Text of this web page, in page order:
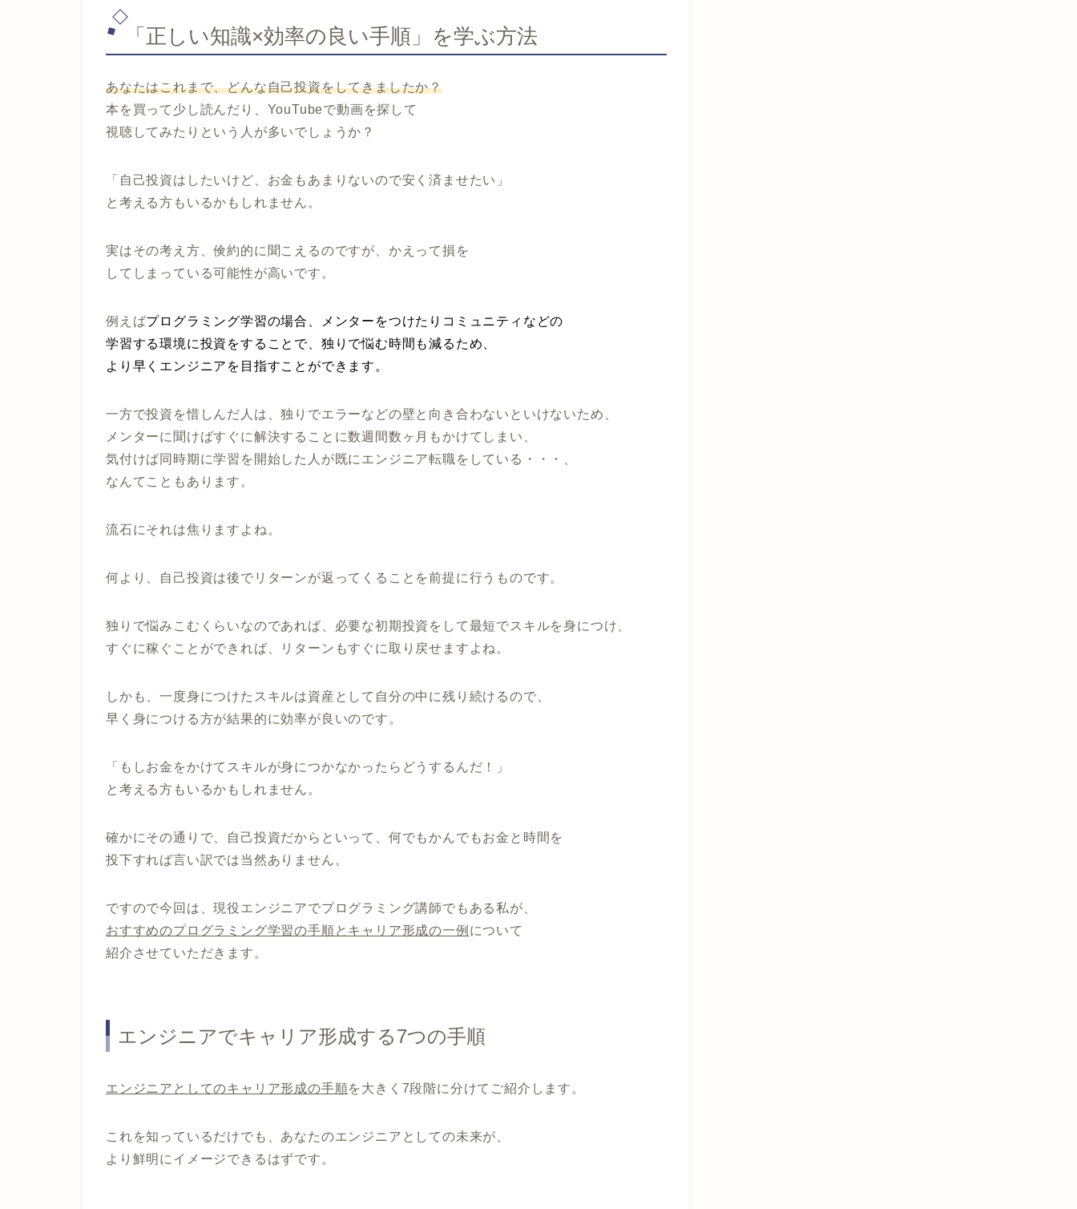
「正しい知識×効率の良い手順」を学ぶ方法
あなたはこれまで、どんな自己投資をしてきましたか？
本を買って少し読んだり、YouTubeで動画を探して
視聴してみたりという人が多いでしょうか？
「自己投資はしたいけど、お金もあまりないので安く済ませたい」
と考える方もいるかもしれません。
実はその考え方、倹約的に聞こえるのですが、かえって損を
してしまっている可能性が高いです。
例えばプログラミング学習の場合、メンターをつけたりコミュニティなどの
学習する環境に投資をすることで、独りで悩む時間も減るため、
より早くエンジニアを目指すことができます。
一方で投資を惜しんだ人は、独りでエラーなどの壁と向き合わないといけないため、
メンターに聞けばすぐに解決することに数週間数ヶ月もかけてしまい、
気付けば同時期に学習を開始した人が既にエンジニア転職をしている・・・、
なんてこともあります。
流石にそれは焦りますよね。
何より、自己投資は後でリターンが返ってくることを前提に行うものです。
独りで悩みこむくらいなのであれば、必要な初期投資をして最短でスキルを身につけ、
すぐに稼ぐことができれば、リターンもすぐに取り戻せますよね。
しかも、一度身につけたスキルは資産として自分の中に残り続けるので、
早く身につける方が結果的に効率が良いのです。
「もしお金をかけてスキルが身につかなかったらどうするんだ！」
と考える方もいるかもしれません。
確かにその通りで、自己投資だからといって、何でもかんでもお金と時間を
投下すれば言い訳では当然ありません。
ですので今回は、現役エンジニアでプログラミング講師でもある私が、
おすすめのプログラミング学習の手順とキャリア形成の一例 について
紹介させていただきます。
エンジニアでキャリア形成する7つの手順
エンジニアとしてのキャリア形成の手順を大きく7段階に分けてご紹介します。
これを知っているだけでも、あなたのエンジニアとしての未来が、
より鮮明にイメージできるはずです。